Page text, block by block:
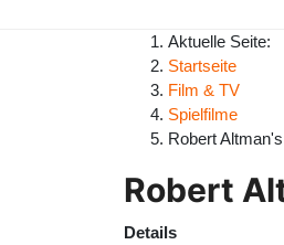
Aktuelle Seite:
Startseite
Film & TV
Spielfilme
Robert
Robert
Details